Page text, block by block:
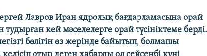
Лавров Иран ядролық бағдарламасына орай
кей мәселелерге орай түсініктеме берді.
бөлігін өз жерінде байытып, болмашы